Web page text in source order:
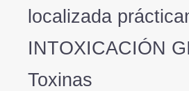
localizada
INTOXICACIÓN
Toxinas